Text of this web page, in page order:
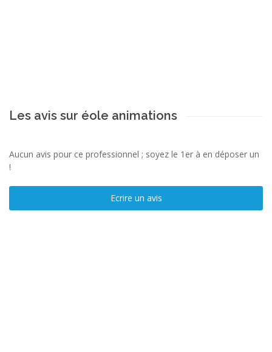
Les avis sur éole animations
Aucun avis pour ce professionnel ; soyez le 1er à en déposer un
!
Ecrire un avis